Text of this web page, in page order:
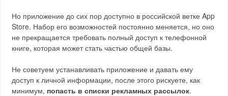
Но приложение до сих пор доступно в российской ветке App
Store. Набор его возможностей постоянно меняется, но оно
не прекращается требовать полный доступ к телефонной
книге, которая может стать частью общей базы.
Не советуем устанавливать приложение и давать ему
доступ к личной информации, после этого рискуете, как
минимум, попасть в списки рекламных рассылок.